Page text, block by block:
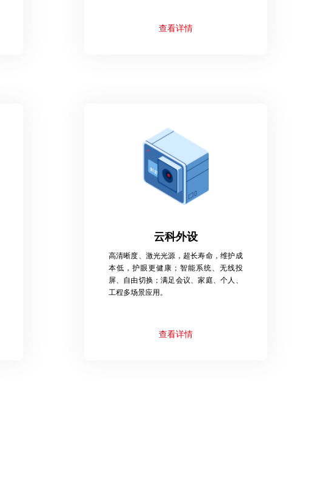
查看详情
云科外设
高清晰度、激光光源，超长寿命，维护成
本低，护眼更健康；智能系统、无线投
屏、自由切换；满足会议、家庭、个人、
工程多场景应用。
查看详情